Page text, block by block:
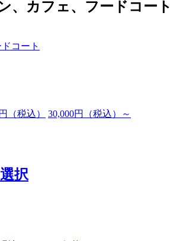
カフェ、フードコート
コート
円（税込） 30,000円（税込）
～
択